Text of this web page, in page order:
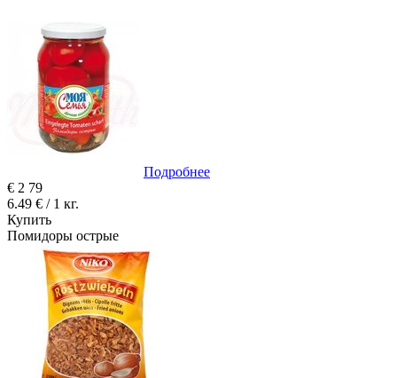
Подробнее
€ 2 79
6.49 € / 1 кг.
Купить
Помидоры острые